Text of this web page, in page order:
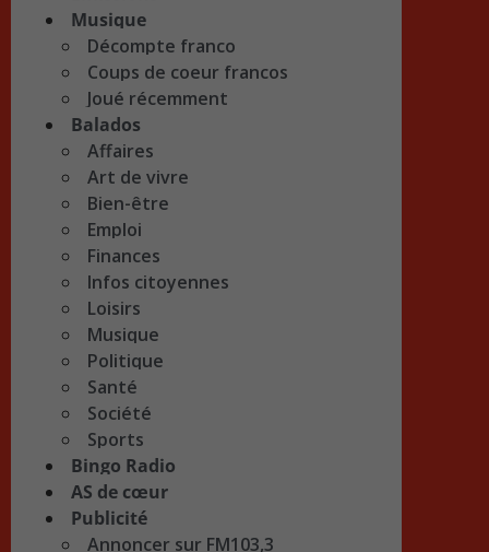
Musique
Décompte franco
Coups de coeur francos
Joué récemment
Balados
Affaires
Art de vivre
Bien-être
Emploi
Finances
Infos citoyennes
Loisirs
Musique
Politique
Santé
Société
Sports
Bingo Radio
AS de cœur
Publicité
Annoncer sur FM103,3